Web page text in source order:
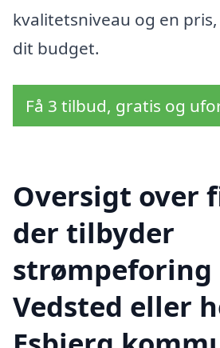
kvalitetsniveau og en
dit budget.
Få 3 tilbud, gratis og
Oversigt over
der tilbyder
strømpeforing
Vedsted eller